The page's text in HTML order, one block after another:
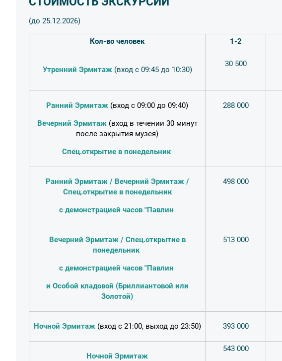
(до 25.12.2026)
Кол-во человек 1-2
Утренний Эрмитаж (вход с 09:45 до 10:30)
30 500
Ранний Эрмитаж (вход с 09:00 до 09:40)
Вечерний Эрмитаж (вход в течении 30 минут
после закрытия музея)
Спец.открытие в понедельник
288 000
Ранний Эрмитаж / Вечерний Эрмитаж /
Спец.открытие в понедельник
с демонстрацией часов "Павлин
498 000
Вечерний Эрмитаж / Спец.открытие в
понедельник
с демонстрацией часов "Павлин
и Особой кладовой (Бриллиантовой или
Золотой)
513 000
Ночной Эрмитаж (вход с 21:00, выход до 23:50) 393 000
Ночной Эрмитаж
543 000